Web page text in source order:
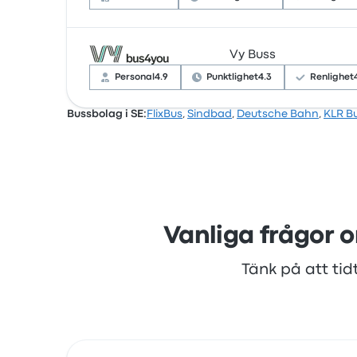
Baserat på 15002 recensioner har
klagade ofta på wifit. FlixBuss biljettpriser
Vy Buss
Personal 4.9 Punktlighet4.3 Renlighet
Bussbolag i SE: FlixBus, Sindbad , Deutsche Bahn, KLR
Vanliga frågor
Tänk på att